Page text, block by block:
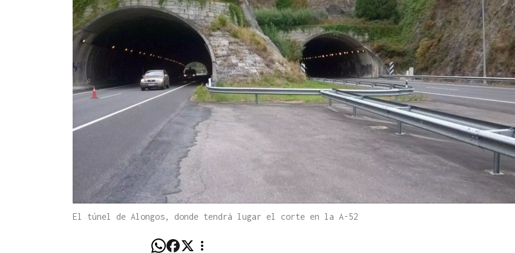
El túnel de Alongos, donde tendrá lugar el corte en la A-52